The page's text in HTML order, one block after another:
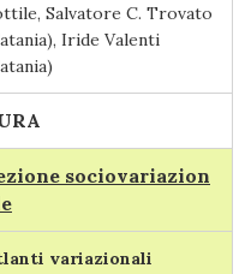
Salvatore C. Trovato
Iride Valenti
sociovariazion
variazionali